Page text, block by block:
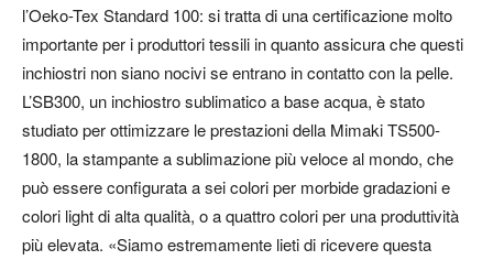
l’Oeko-Tex Standard 100: si tratta di una certificazione molto
importante per i produttori tessili in quanto assicura che questi
inchiostri non siano nocivi se entrano in contatto con la pelle.
L’SB300, un inchiostro sublimatico a base acqua, è stato
studiato per ottimizzare le prestazioni della Mimaki TS500-
1800, la stampante a sublimazione più veloce al mondo, che
può essere configurata a sei colori per morbide gradazioni e
colori light di alta qualità, o a quattro colori per una produttività
più elevata. «Siamo estremamente lieti di ricevere questa